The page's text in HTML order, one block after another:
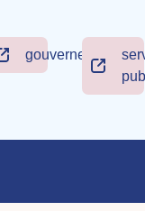
gouvernement.fr